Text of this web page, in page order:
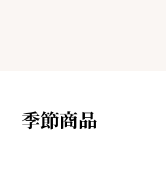
季節商品